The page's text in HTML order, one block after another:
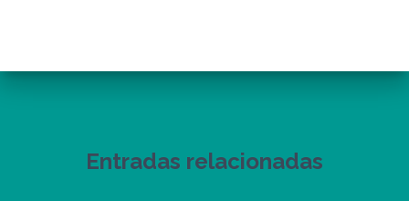
Entradas relacionadas